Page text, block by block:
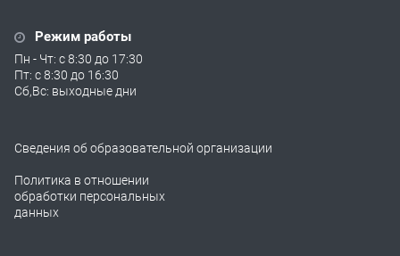
Режим работы
Пн - Чт: с 8:30 до 17:30
Пт: с 8:30 до 16:30
Сб,Вс: выходные дни
Сведения об образовательной организации
Политика в отношении
обработки персональных
данных